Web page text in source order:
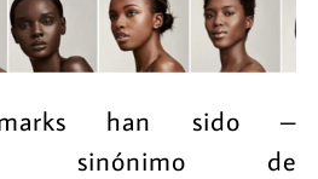
han sido –
sinónimo de